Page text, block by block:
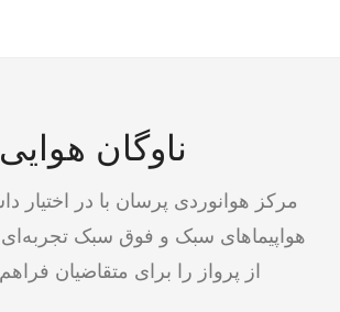
ناوگان هوایی
مرکز هوانوردی پرسان با در اختیار
هواپیماهای سبک و فوق سبک تجربه‌ای
از پرواز را برای متقاضیان